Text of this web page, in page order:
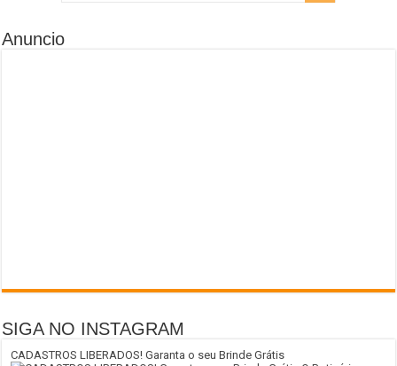
Anuncio
SIGA NO INSTAGRAM
CADASTROS LIBERADOS! Garanta o seu Brinde Grátis